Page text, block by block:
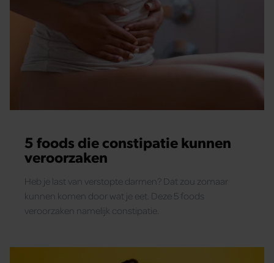
5 foods die constipatie kunnen
veroorzaken
Heb je last van verstopte darmen? Dat zou zomaar
kunnen komen door wat je eet. Deze 5 foods
veroorzaken namelijk constipatie.